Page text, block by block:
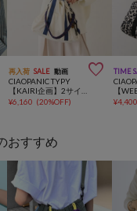
再入荷 SALE 動画 
CIAOPANIC TYPY
¥6,160 (20%OFF)
TIME
¥
おすすめ